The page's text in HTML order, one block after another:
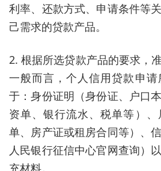
利率、还款方式、申请条件等
己需求的贷款产品。
2. 根据所选贷款产品的要求，
一般而言，个人信用贷款申
于：身份证明（身份证、户口
资单、银行流水、税单等）
单、房产证或租房合同等）、
人民银行征信中心官网查询）
充材料。